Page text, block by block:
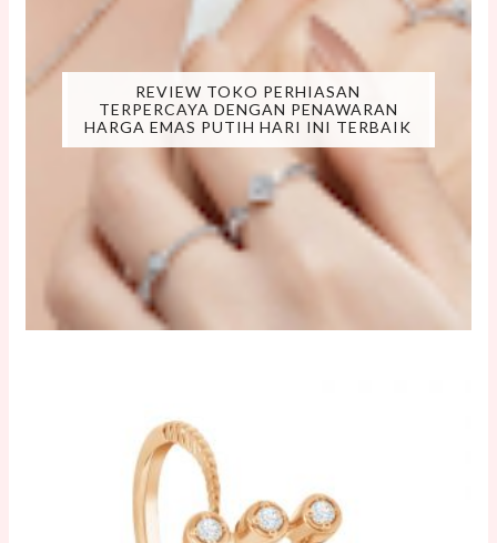
REVIEW TOKO PERHIASAN
TERPERCAYA DENGAN PENAWARAN
HARGA EMAS PUTIH HARI INI TERBAIK